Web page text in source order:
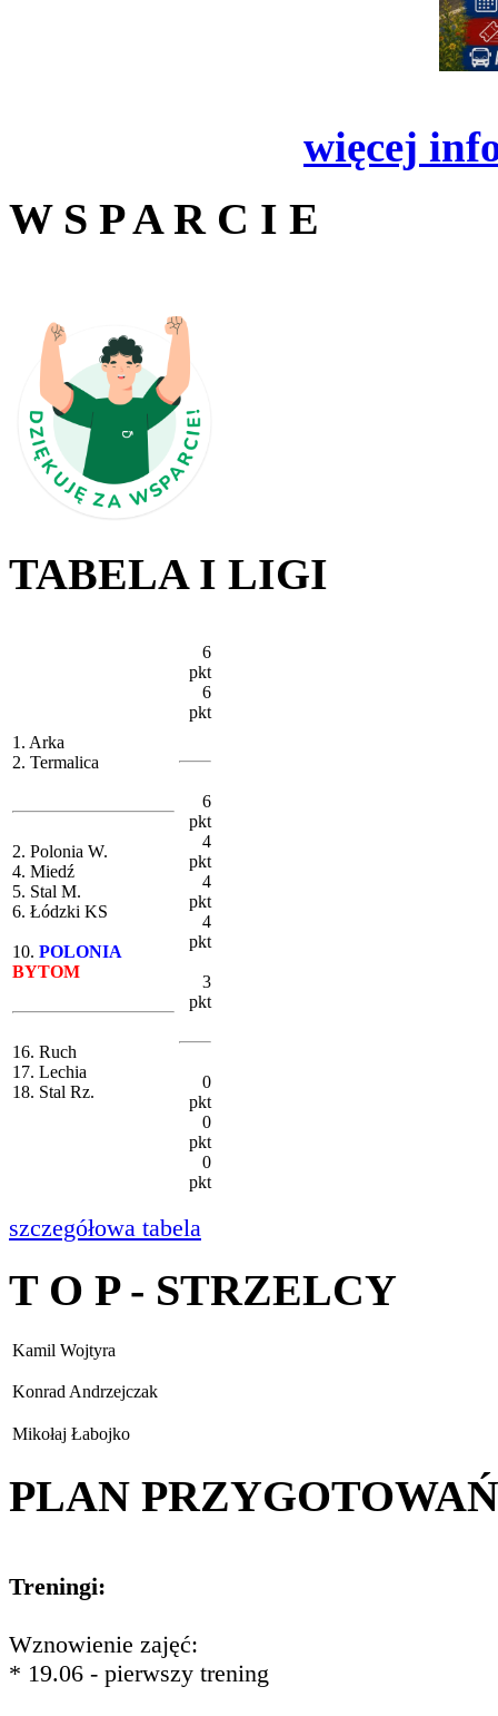
więcej
W S P A R C I E
TABELA I LIGI
1. Arka
2. Termalica
2. Polonia W.
4. Miedź
5. Stal M.
6. Łódzki KS
10. POLONIA
BYTOM
16. Ruch
17. Lechia
18. Stal Rz.
6
pkt
6
pkt
6
pkt
4
pkt
4
pkt
4
pkt
3
pkt
0
pkt
0
pkt
0
pkt
szczegółowa tabela
T O P - STRZELCY
Kamil Wojtyra
Konrad Andrzejczak
Mikołaj Łabojko
PLAN PRZYGOTOWAŃ
Treningi:
Wznowienie zajęć:
* 19.06 - pierwszy trening